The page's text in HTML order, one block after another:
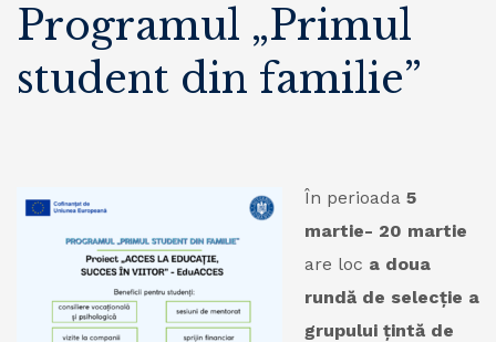
Programul „Primul
student din familie”
În perioada 5
martie- 20 martie
are loc a doua
rundă de selecție a
grupului țintă de